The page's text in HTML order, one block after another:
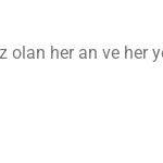
her an ve her